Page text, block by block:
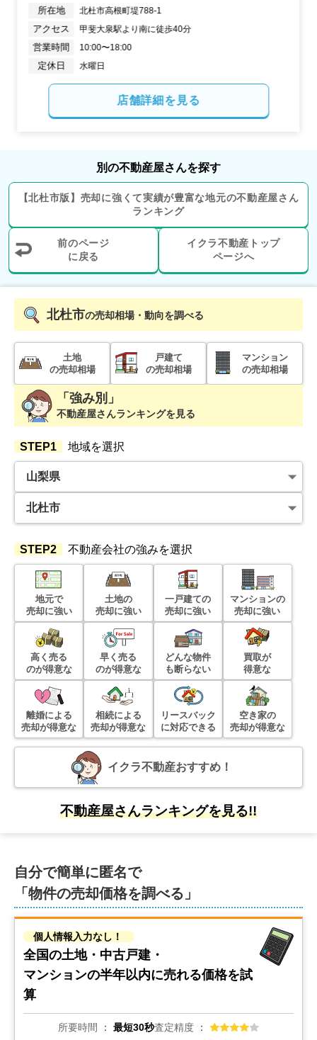
所在地 北杜市高根町堤788-1
アクセス 甲斐大泉駅より南に徒歩40分
営業時間 10:00〜18:00
定休日 水曜日
店舗詳細を見る
別の不動産屋さんを探す
【北杜市版】 売却に強くて実績が豊富な地元の不動産屋さん
ランキング
前のページ
に戻る
イクラ不動産トップ
ページへ
北杜市の売却相場・動向を調べる
土地
の売却相場
戸建て
の売却相場
マンション
の売却相場
「強み別」
不動産屋さんランキングを見る
STEP1 地域を選択
STEP2 不動産会社の強みを選択
地元で
売却に強い
土地の
売却に強い
一戸建ての
売却に強い
マンションの
売却に強い
高く売る
のが得意な
早く売る
のが得意な
どんな物件
も断らない
買取が
得意な
離婚による
売却が得意な
相続による
売却が得意な
リースバック
に対応できる
空き家の
売却が得意な
イクラ不動産おすすめ！
不動産屋さんランキングを見る!!
自分で簡単に匿名で
「物件の売却価格を調べる」
個人情報入力なし！
全国の土地・中古戸建・
マンションの半年以内に売れる価格を試
算
所要時間 最短30秒査定精度